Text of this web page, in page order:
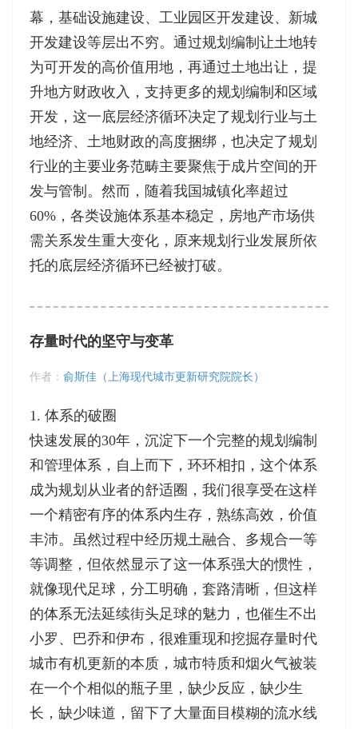
幕，基础设施建设、工业园区开发建设、新城
开发建设等层出不穷。通过规划编制让土地转
为可开发的高价值用地，再通过土地出让，提
升地方财政收入，支持更多的规划编制和区域
开发，这一底层经济循环决定了规划行业与土
地经济、土地财政的高度捆绑，也决定了规划
行业的主要业务范畴主要聚焦于成片空间的开
发与管制。然而，随着我国城镇化率超过
60%，各类设施体系基本稳定，房地产市场供
需关系发生重大变化，原来规划行业发展所依
托的底层经济循环已经被打破。
存量时代的坚守与变革
作者： 俞斯佳（上海现代城市更新研究院院长）
1. 体系的破圈
快速发展的30年，沉淀下一个完整的规划编制
和管理体系，自上而下，环环相扣，这个体系
成为规划从业者的舒适圈，我们很享受在这样
一个精密有序的体系内生存，熟练高效，价值
丰沛。虽然过程中经历规土融合、多规合一等
等调整，但依然显示了这一体系强大的惯性，
就像现代足球，分工明确，套路清晰，但这样
的体系无法延续街头足球的魅力，也催生不出
小罗、巴乔和伊布，很难重现和挖掘存量时代
城市有机更新的本质，城市特质和烟火气被装
在一个个相似的瓶子里，缺少反应，缺少生
长，缺少味道，留下了大量面目模糊的流水线